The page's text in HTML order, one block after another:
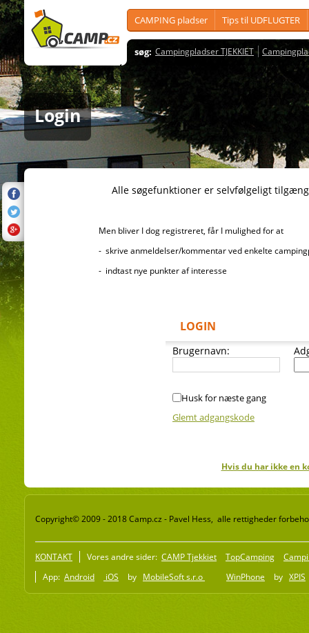
CAMPING pladser Tips til UDFLUGTER
søg: Campingpladser TJEKKIET
Login
Alle søgefunktioner er selvfølgeligt
Men bliver I dog registreret, får I mulighed for at
- skrive anmeldelser/kommentar ved enkelte
- indtast nye punkter af interesse
LOGIN
Brugernavn:
Husk for næste gang
Glemt adgangskode
Hvis du har ikke en
Copyright© 2009 - 2018 Camp.cz - Pavel Hess, alle rettigheder
KONTAKT Vores andre sider: CAMP Tjekkiet TopCamping
App: Android iOS by MobileSoft s.r.o WinPhone by XPIS